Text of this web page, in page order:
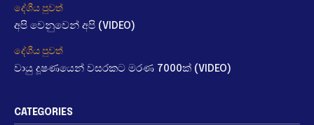
දේශීය පුවත්
අපි වෙනුවෙන් අපි (VIDEO)
දේශීය පුවත්
වායු දූෂණයෙන් වසරකට මරණ 7000ක් (VIDEO)
CATEGORIES